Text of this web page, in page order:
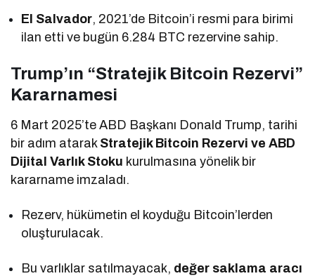
El Salvador, 2021’de Bitcoin’i resmi para birimi
ilan etti ve bugün 6.284 BTC rezervine sahip.
Trump’ın “Stratejik Bitcoin Rezervi”
Kararnamesi
6 Mart 2025’te ABD Başkanı Donald Trump, tarihi
bir adım atarak Stratejik Bitcoin Rezervi ve ABD
Dijital Varlık Stoku kurulmasına yönelik bir
kararname imzaladı.
Rezerv, hükümetin el koyduğu Bitcoin’lerden
oluşturulacak.
Bu varlıklar satılmayacak, değer saklama aracı